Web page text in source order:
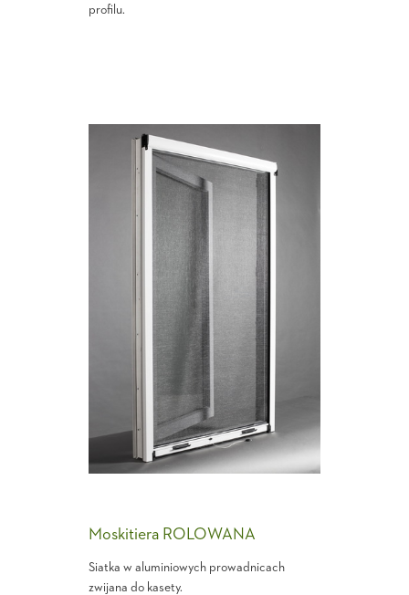
profilu.
Moskitiera ROLOWANA
Siatka w aluminiowych prowadnicach
zwijana do kasety.